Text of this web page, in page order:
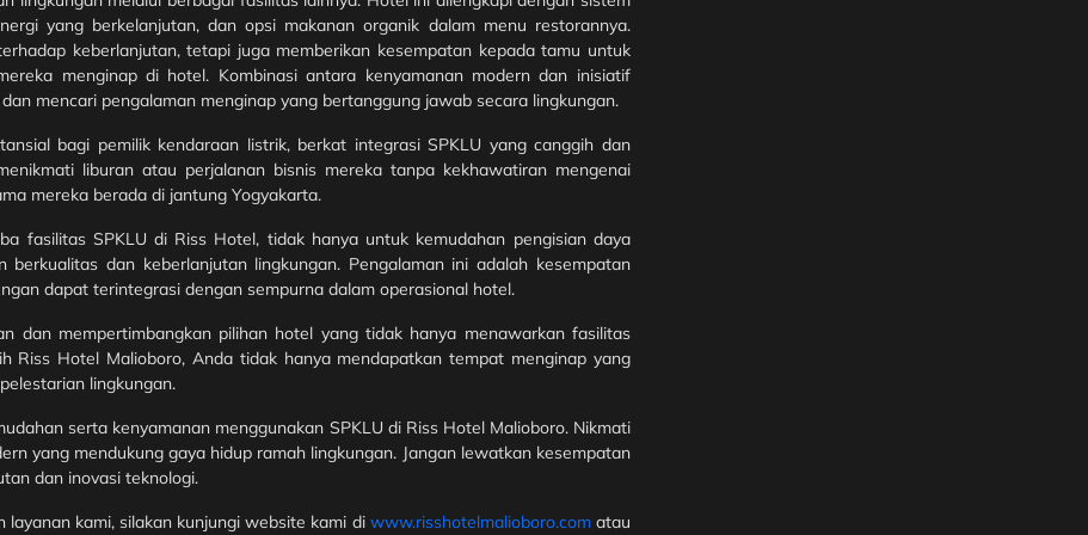
yang berkelanjutan, dan opsi makanan organik dalam menu restorannya.
keberlanjutan, tetapi juga memberikan kesempatan kepada tamu untuk
menginap di hotel. Kombinasi antara kenyamanan modern dan inisiatif
mencari pengalaman menginap yang bertanggung jawab secara lingkungan.
bagi pemilik kendaraan listrik, berkat integrasi SPKLU yang canggih dan
liburan atau perjalanan bisnis mereka tanpa kekhawatiran mengenai
mereka berada di jantung Yogyakarta.
fasilitas SPKLU di Riss Hotel, tidak hanya untuk kemudahan pengisian daya
dan keberlanjutan lingkungan. Pengalaman ini adalah kesempatan
dapat terintegrasi dengan sempurna dalam operasional hotel.
dan mempertimbangkan pilihan hotel yang tidak hanya menawarkan fasilitas
Riss Hotel Malioboro, Anda tidak hanya mendapatkan tempat menginap yang
lingkungan.
serta kenyamanan menggunakan SPKLU di Riss Hotel Malioboro. Nikmati
yang mendukung gaya hidup ramah lingkungan. Jangan lewatkan kesempatan
dan inovasi teknologi.
kami, silakan kunjungi website kami di www.risshotelmalioboro.comatau